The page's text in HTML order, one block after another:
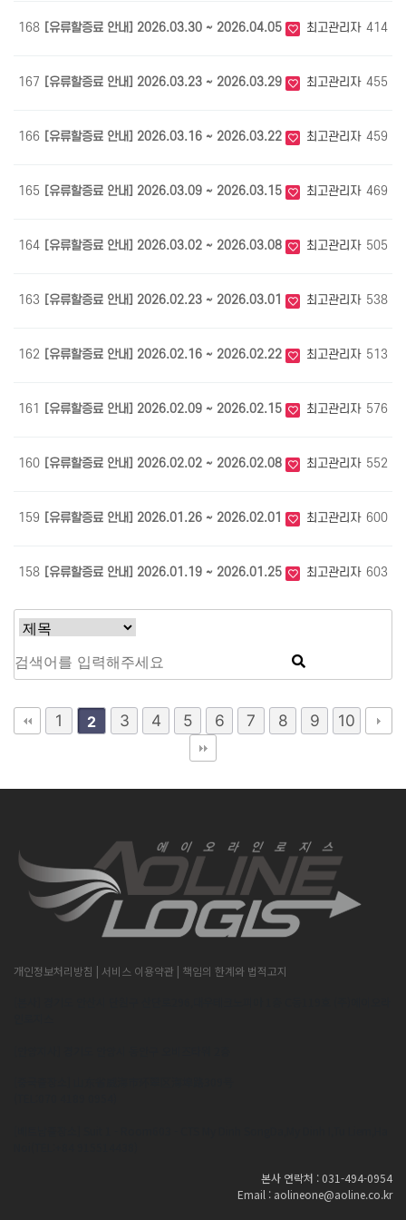
168 [유류할증료 안내] 2026.03.30 ~ 2026.04.05 최고관리자 414
167 [유류할증료 안내] 2026.03.23 ~ 2026.03.29 최고관리자 455
166 [유류할증료 안내] 2026.03.16 ~ 2026.03.22 최고관리자 459
165 [유류할증료 안내] 2026.03.09 ~ 2026.03.15 최고관리자 469
164 [유류할증료 안내] 2026.03.02 ~ 2026.03.08 최고관리자 505
163 [유류할증료 안내] 2026.02.23 ~ 2026.03.01 최고관리자 538
162 [유류할증료 안내] 2026.02.16 ~ 2026.02.22 최고관리자 513
161 [유류할증료 안내] 2026.02.09 ~ 2026.02.15 최고관리자 576
160 [유류할증료 안내] 2026.02.02 ~ 2026.02.08 최고관리자 552
159 [유류할증료 안내] 2026.01.26 ~ 2026.02.01 최고관리자 600
158 [유류할증료 안내] 2026.01.19 ~ 2026.01.25 최고관리자 603
1 2 3 4 5 6 7 8 9 10
개인정보처리방침 | 서비스 이용약관 | 책임의 한계와 법적고지
본사 연락처 : 031-494-0954
Email : aolineone@aoline.co.kr